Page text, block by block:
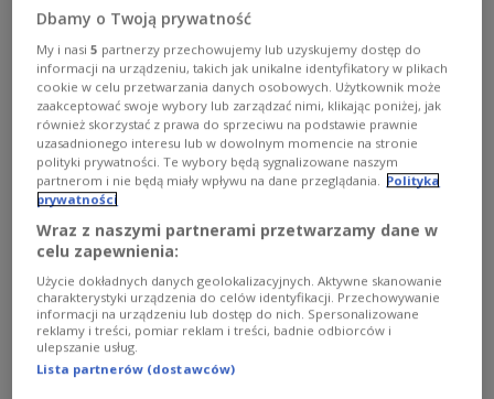
Przegląd najważniejszych politycznych
wydarzeń tygodnia przygotowany przez
Katarzynę Semaan; konkurs Ministerstwa Spraw
Zagranicznych „Wsparcie organizacji
działających na rzecz Polaków w kryzysie na
świecie”; Mietek Szcześniak - piosenkarz,
wokalista i autor tekstów o swojej najnowszej
płycie; Bożena Krasoń, organizatorka konkursów
Osobowość Roku Polonii Świata i Młody Lider
Polonii Świata o tegorocznej edycji. Zapraszamy
do słuchania!
AUDIO
Dbamy o Twoją prywatność
My i nasi5 partnerzy przechowujemy lub uzyskujemy dostęp do
informacji na urządzeniu, takich jak unikalne identyfikatory w plikach
cookie w celu przetwarzania danych osobowych. Użytkownik może
zaakceptować swoje wybory lub zarządzać nimi, klikając poniżej, jak
również skorzystać z prawa do sprzeciwu na podstawie prawnie
uzasadnionego interesu lub w dowolnym momencie na stronie
polityki prywatności. Te wybory będą sygnalizowane naszym
partnerom i nie będą miały wpływu na dane przeglądania.
Polityka
prywatności
Wraz z naszymi partnerami przetwarzamy dane w
celu zapewnienia:
Użycie dokładnych danych geolokalizacyjnych. Aktywne skanowanie
charakterystyki urządzenia do celów identyfikacji. Przechowywanie
informacji na urządzeniu lub dostęp do nich. Spersonalizowane
reklamy i treści, pomiar reklam i treści, badnie odbiorców i
ulepszanie usług.
Lista partnerów (dostawców)